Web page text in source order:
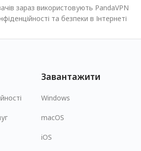
зараз використовують PandaVPN
та безпеки в Інтернеті
Завантажити
Windows
macOS
iOS